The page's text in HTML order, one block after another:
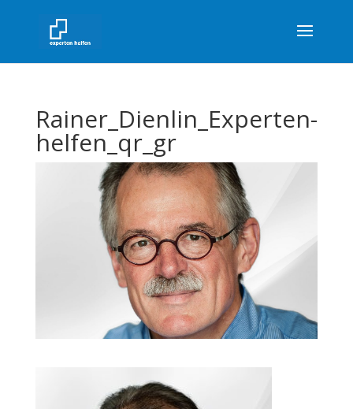
Rainer_Dienlin_Experten-
helfen_qr_gr